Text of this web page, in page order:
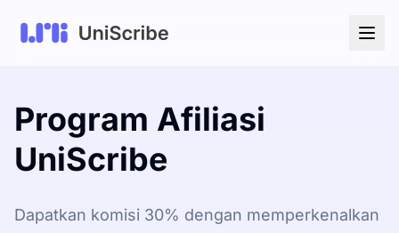
Program Afiliasi
UniScribe
Dapatkan komisi 30% dengan memperkenalkan